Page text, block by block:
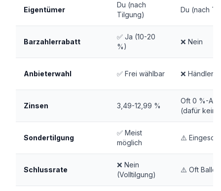
Eigentümer
Du (nach
Tilgung)
Du (nach
Barzahlerrabatt
✅ Ja (10-20
%)
❌ Nein
Anbieterwahl ✅ Frei wählbar ❌
Zinsen 3,49-12,99 %
Oft 0 %-
(dafür kein
Sondertilgung
✅ Meist
möglich
⚠️
Schlussrate
❌ Nein
(Volltilgung)
⚠️ Oft